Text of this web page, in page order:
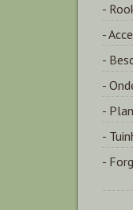
-
-
-
-
-
-
-